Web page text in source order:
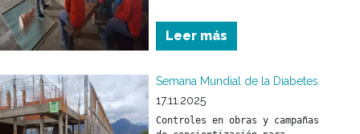
Leer más
Semana Mundial de la Diabetes
17.11.2025
Controles en obras y campañas